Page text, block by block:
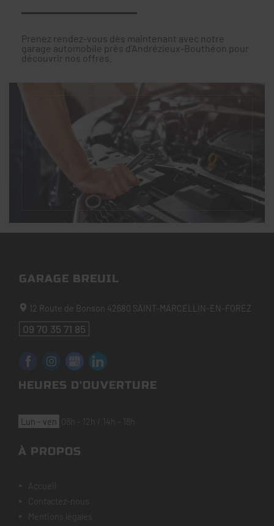
Prenez rendez-vous dès maintenant avec notre
garage automobile près d’Andrézieux-Bouthéon pour
découvrir nos offres.
GARAGE BREUIL
12 Route de Bonson 42680 SAINT-MARCELLIN-EN-FOREZ
09 70 35 71 85
HEURES D'OUVERTURE
lun - ven 08h - 12h / 14h - 18h
À PROPOS